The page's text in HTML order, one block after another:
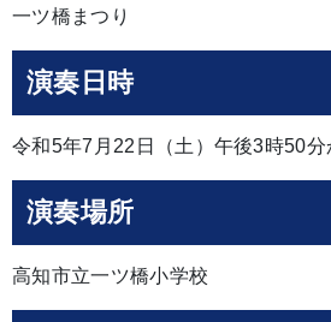
一ツ橋まつり
演奏日時
令和5年7月22日（土）午後3時50
演奏場所
高知市立一ツ橋小学校